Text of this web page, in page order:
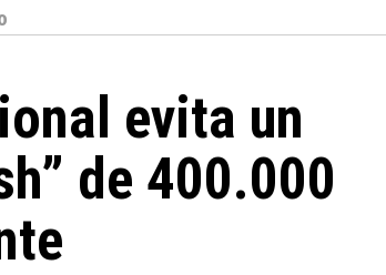
evita un
de 400.000